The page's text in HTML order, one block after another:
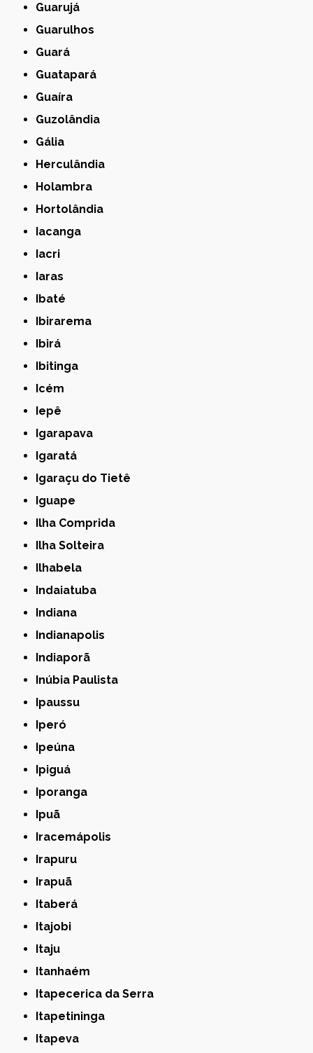
Guarujá
Guarulhos
Guará
Guatapará
Guaíra
Guzolândia
Gália
Herculândia
Holambra
Hortolândia
Iacanga
Iacri
Iaras
Ibaté
Ibirarema
Ibirá
Ibitinga
Icém
Iepê
Igarapava
Igaratá
Igaraçu do Tietê
Iguape
Ilha Comprida
Ilha Solteira
Ilhabela
Indaiatuba
Indiana
Indianapolis
Indiaporã
Inúbia Paulista
Ipaussu
Iperó
Ipeúna
Ipiguá
Iporanga
Ipuã
Iracemápolis
Irapuru
Irapuã
Itaberá
Itajobi
Itaju
Itanhaém
Itapecerica da Serra
Itapetininga
Itapeva